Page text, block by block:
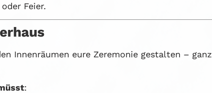
Feier.
Innenräumen eure Zeremonie gestalten – ganz
: